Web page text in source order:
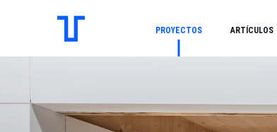
PROYECTOS ARTÍCULOS